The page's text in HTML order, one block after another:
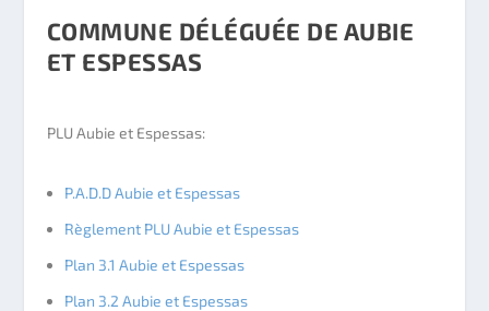
COMMUNE DÉLÉGUÉE DE AUBIE
ET ESPESSAS
PLU Aubie et Espessas:
P.A.D.D Aubie et Espessas
Règlement PLU Aubie et Espessas
Plan 3.1 Aubie et Espessas
Plan 3.2 Aubie et Espessas